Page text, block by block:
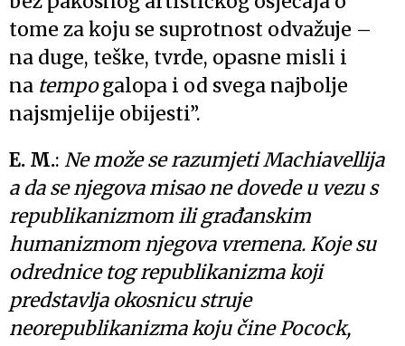
tome za koju se suprotnost odvažuje –
na duge, teške, tvrde, opasne misli i
na tempogalopa i od svega najbolje
najsmjelije obijesti”.
E. M.: Ne može se razumjeti Machiavellija
a da se njegova misao ne dovede u vezu s
republikanizmom ili građanskim
humanizmom njegova vremena. Koje su
odrednice tog republikanizma koji
predstavlja okosnicu struje
neorepublikanizma koju čine Pocock,